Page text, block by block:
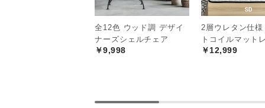
全12色 ウッド調 デザイ
ナーズシェルチェア
￥9,998
2層ウレタン仕
トコイルマット
￥12,999